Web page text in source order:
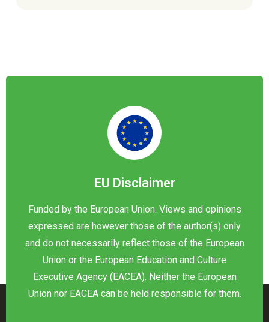
EU Disclaimer
Funded by the European Union. Views and opinions
expressed are however those of the author(s) only
and do not necessarily reflect those of the European
Union or the European Education and Culture
Executive Agency (EACEA). Neither the European
Union nor EACEA can be held responsible for them.